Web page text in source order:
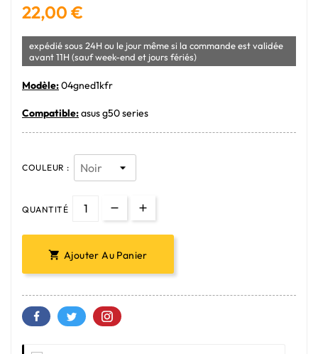
22,00 €
expédié sous 24H ou le jour même si la commande est validée
avant 11H (sauf week-end et jours fériés)
Modèle:04gned1kfr
Compatible:asus g50 series
COULEUR :
QUANTITÉ
 Ajouter Au Panier